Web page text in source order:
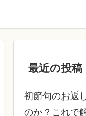
最近の投稿
初節句のお返
のか？これで